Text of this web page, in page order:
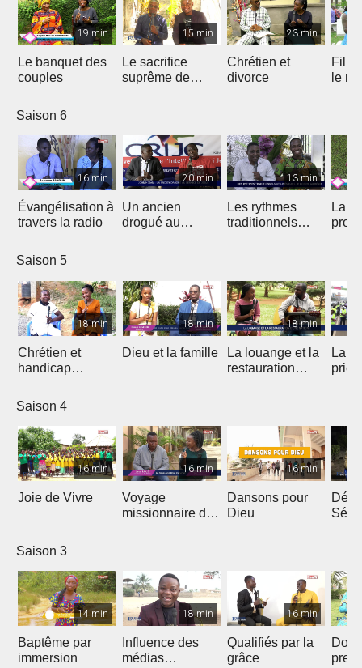
19 min
Le banquet des
couples
15 min
Le sacrifice
suprême de
23 min
Chrétien et
divorce
Film
le
Saison 6
16 min
Évangélisation à
travers la radio
20 min
Un ancien
drogué au
13 min
Les rythmes
traditionnels
La
Saison 5
18 min
Chrétien et
handicap
18 min
Dieu et la famille
18 min
La louange et la
restauration
La
Saison 4
16 min
Joie de Vivre
16 min
Voyage
missionnaire de
16 min
Dansons pour
Dieu
Saison 3
14 min
Baptême par
immersion
18 min
Influence des
médias
16 min
Qualifiés par la
grâce